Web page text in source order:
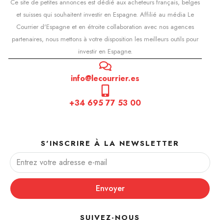
Ce site de petites annonces est dédié aux acheteurs français, belges
et suisses qui souhaitent investir en Espagne. Affilié au média Le
Courrier d'Espagne et en étroite collaboration avec nos agences
partenaires, nous mettons à votre disposition les meilleurs outils pour
investir en Espagne.
info@lecourrier.es
+34 695 77 53 00
S'INSCRIRE À LA NEWSLETTER
Envoyer
SUIVEZ-NOUS